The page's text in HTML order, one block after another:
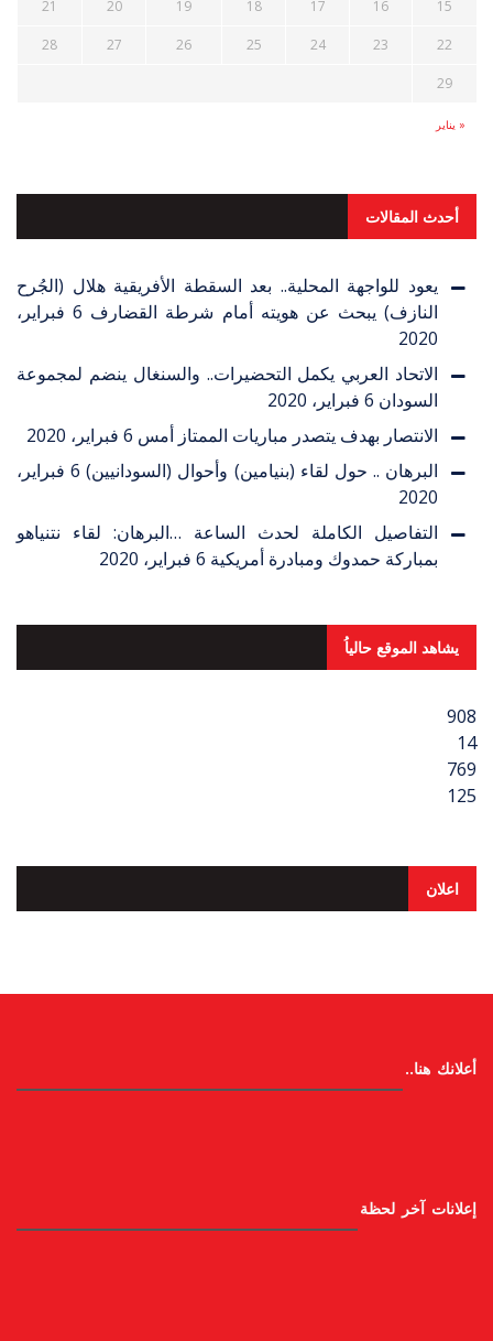
« يناير
15
16
17
18
19
20
21
22
23
24
25
26
27
28
29
أحدث المقالات
يعود للواجهة المحلية.. بعد السقطة الأفريقية هلال (الجُرح
النازف) يبحث عن هويته أمام شرطة القضارف
6 فبراير،
2020
الاتحاد العربي يكمل التحضيرات.. والسنغال ينضم لمجموعة
السودان 6 فبراير، 2020
الانتصار بهدف يتصدر مباريات الممتاز أمس 6 فبراير، 2020
البرهان .. حول لقاء (بنيامين) وأحوال (السودانيين)
6 فبراير،
2020
التفاصيل الكاملة لحدث الساعة …البرهان: لقاء نتنياهو
بمباركة حمدوك ومبادرة أمريكية 6 فبراير، 2020
يشاهد الموقع حالياُ
908
14
769
125
اعلان
أعلانك هنا..
إعلانات آخر لحظة